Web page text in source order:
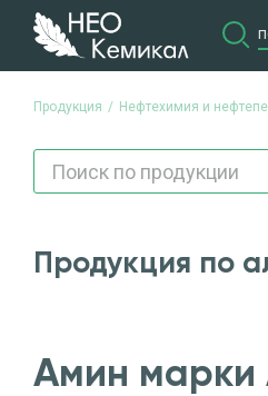
Продукция Нефтехимия и
Продукция по
Амин марки